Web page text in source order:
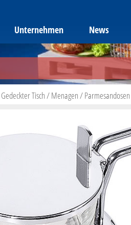
Unternehmen News
Gedeckter Tisch/Menagen/Parmesandosen